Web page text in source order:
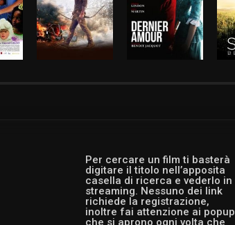
Per cercare un film ti basterà
digitare il titolo nell’apposita
casella di ricerca e vederlo in
streaming. Nessuno dei link
richiede la registrazione,
inoltre fai attenzione ai popup
che si aprono ogni volta che